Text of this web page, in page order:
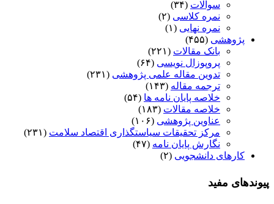
سوالات (۳۴)
نمره کلاسی (۲)
نمره نهایی (۱)
پژوهشی (۴۵۵)
بانک مقالات (۲۲۱)
پروپوزال نویسی (۶۴)
تدوین مقاله علمی پژوهشی (۲۳۱)
ترجمه مقاله (۱۴۳)
خلاصه پایان نامه ها (۵۴)
خلاصه مقالات (۱۸۳)
عناوین پژوهشی (۱۰۶)
مرکز تحقیقات سیاستگذاری اقتصاد سلامت (۲۳۱)
نگارش پایان نامه (۴۷)
کارهای دانشجویی (۲)
پیوندهای مفید